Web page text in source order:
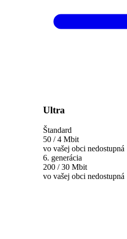
Ultra
Štandard
50 / 4 Mbit
vo vašej obci nedostupná
6. generácia
200 / 30 Mbit
vo vašej obci nedostupná